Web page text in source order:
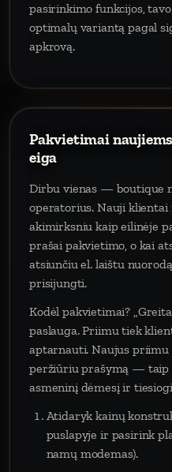
pasirinkimo funkcijos,
optimalų variantą pagal
apkrovą.
Pakvietimai
eiga
Dirbu vienas — boutique
operatorius. Nauji klientai
akimirksniu kaip eilinėje
prašai pakvietimo, o kai
atsiunčiu el. laištu
prisijungti.
Kodėl pakvietimai?
paslauga. Priimu tiek
aptarnauti. Naujus
peržiūriu prašymą — taip
asmeninį dėmesį ir
Atidaryk kainų
puslapyje ir pasirink
namų modemas).